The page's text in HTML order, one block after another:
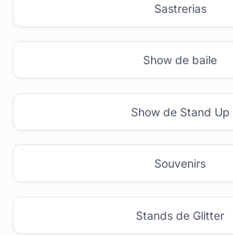
Sastrerias
Show de baile
Show de Stand Up
Souvenirs
Stands de Glitter